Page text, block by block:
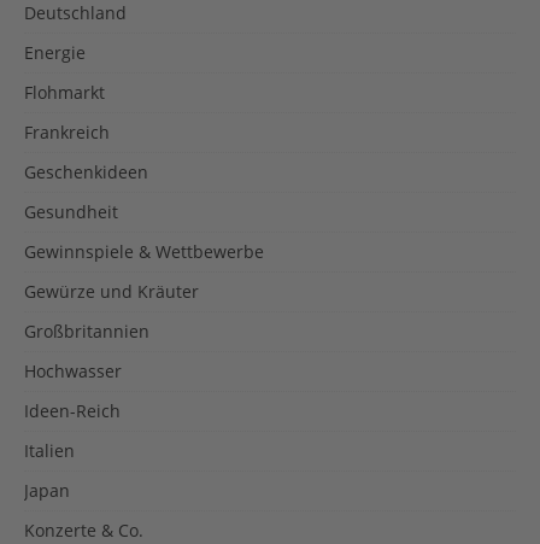
Deutschland
Energie
Flohmarkt
Frankreich
Geschenkideen
Gesundheit
Gewinnspiele & Wettbewerbe
Gewürze und Kräuter
Großbritannien
Hochwasser
Ideen-Reich
Italien
Japan
Konzerte & Co.